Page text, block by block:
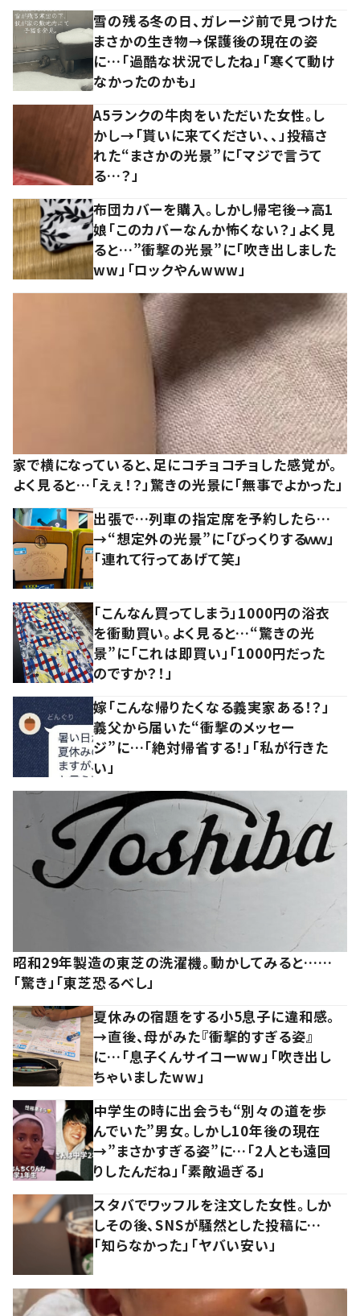
雪の残る冬の日、ガレージ前で見つけた
まさかの生き物→保護後の現在の姿
に…「過酷な状況でしたね」「寒くて動け
なかったのかも」
A5ランクの牛肉をいただいた女性。し
かし→「貰いに来てください、、」投稿さ
れた“まさかの光景”に「マジで言うて
る…？」
布団カバーを購入。しかし帰宅後→高1
娘「このカバーなんか怖くない？」よく見
ると…”衝撃の光景”に「吹き出しました
ww」「ロックやんwww」
家で横になっていると、足にコチョコチョした感覚が。
よく見ると…「えぇ！？」驚きの光景に「無事でよかった」
出張で…列車の指定席を予約したら…
→“想定外の光景”に「びっくりするｗｗ」
「連れて行ってあげて笑」
「こんなん買ってしまう」1000円の浴衣
を衝動買い。よく見ると…“驚きの光
景”に「これは即買い」「1000円だった
のですか？！」
嫁「こんな帰りたくなる義実家ある！？」
義父から届いた“衝撃のメッセー
ジ”に…「絶対帰省する！」「私が行きた
い」
昭和29年製造の東芝の洗濯機。動かしてみると……
「驚き」「東芝恐るべし」
夏休みの宿題をする小5息子に違和感。
→直後、母がみた『衝撃的すぎる姿』
に…「息子くんサイコーww」「吹き出し
ちゃいましたww」
中学生の時に出会うも“別々の道を歩
んでいた”男女。しかし10年後の現在
→”まさかすぎる姿”に…「2人とも遠回
りしたんだね」「素敵過ぎる」
スタバでワッフルを注文した女性。しか
しその後、SNSが騒然とした投稿に…
「知らなかった」「ヤバい安い」